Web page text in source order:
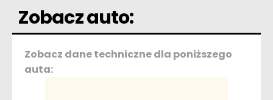
Zobacz auto:
Zobacz dane techniczne dla poniższego
auta: